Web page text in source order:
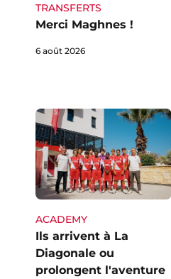
TRANSFERTS
Merci Maghnes !
6 août 2026
ACADEMY
Ils arrivent à La
Diagonale ou
prolongent l'aventure